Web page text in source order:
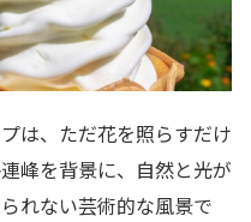
は、ただ花を照らすだけ
峰を背景に、自然と光が
れない芸術的な風景で